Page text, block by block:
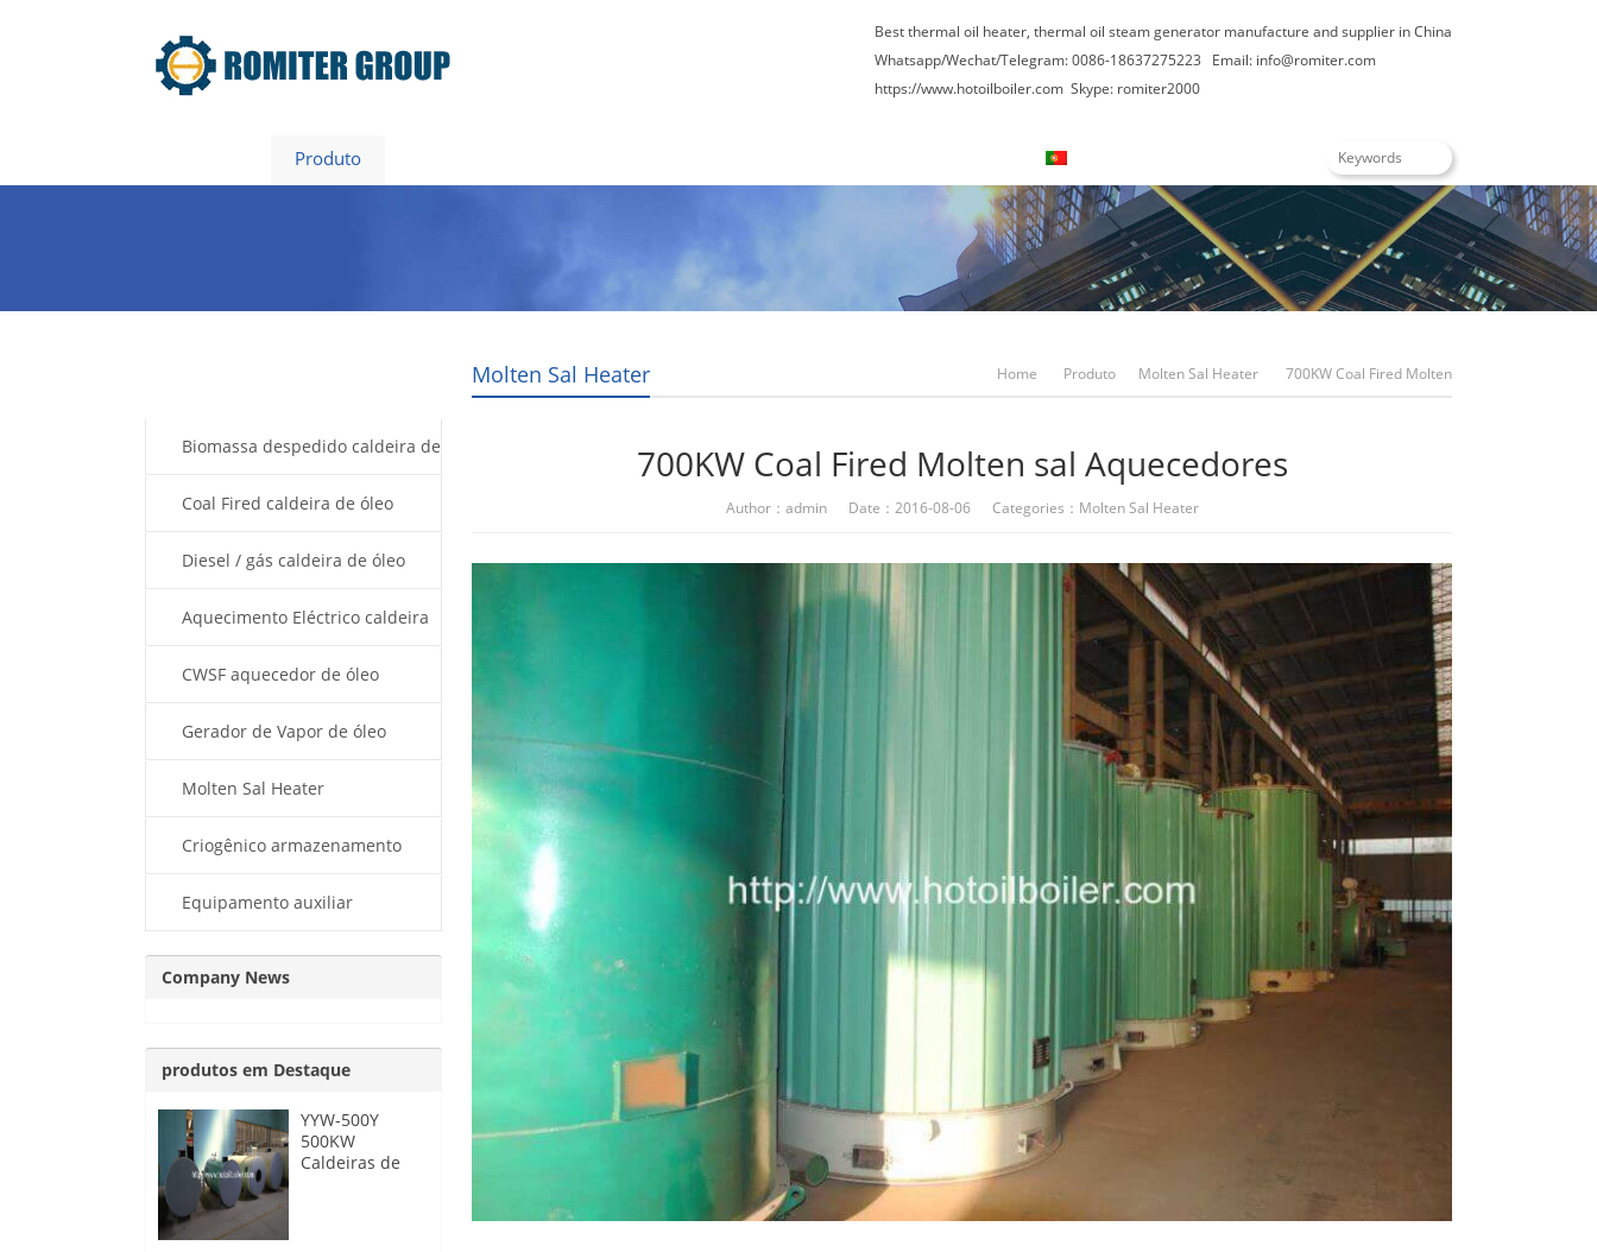
Best thermal oil heater, thermal oil steam generator manufacture and supplier in China
Whatsapp/Wechat/Telegram: 0086-18637275223 Email: info@romiter.com
https://www.hotoilboiler.com Skype: romiter2000
Produto
Molten Sal Heater Home Produto Molten Sal Heater 700KW Coal Fired Molten
700KW Coal Fired Molten sal Aquecedores
Author：admin Date：2016-08-06 Categories： Molten Sal Heater
Biomassa despedido caldeira de
óleo térmico
Coal Fired caldeira de óleo
térmicoDiesel / gás caldeira de óleo
térmicoAquecimento Eléctrico caldeira
de óleo térmico
CWSF aquecedor de óleo
térmicoGerador de Vapor de óleo
térmicoMolten Sal Heater
Criogênico armazenamento
DewarEquipamento auxiliar
Company News
produtos em Destaque
YYW-500Y
500KW
Caldeiras de